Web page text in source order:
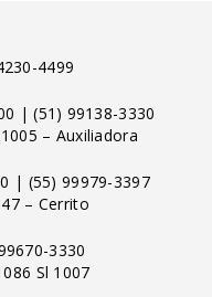
4499
|(51) 99138-3330
– Auxiliadora
| (55) 99979-3397
– Cerrito
3330
Sl 1007